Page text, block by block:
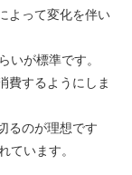
よって変化を伴い
が標準です。
費するようにしま
るのが理想です
います。